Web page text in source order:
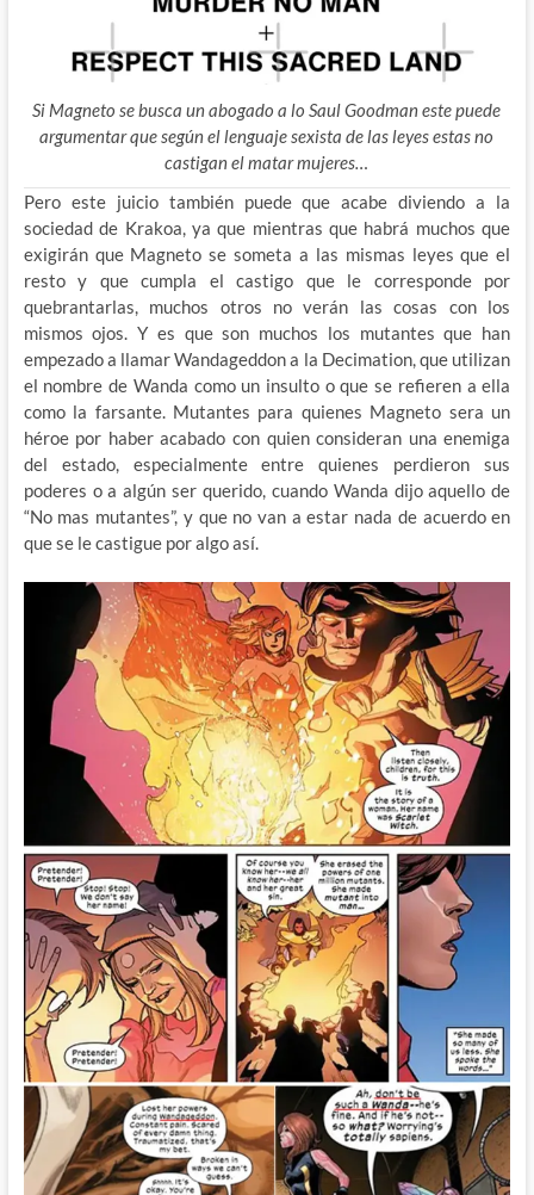
Si Magneto se busca un abogado a lo Saul Goodman este puede
argumentar que según el lenguaje sexista de las leyes estas no
castigan el matar mujeres…
Pero este juicio también puede que acabe diviendo a la
sociedad de Krakoa, ya que mientras que habrá muchos que
exigirán que Magneto se someta a las mismas leyes que el
resto y que cumpla el castigo que le corresponde por
quebrantarlas, muchos otros no verán las cosas con los
mismos ojos. Y es que son muchos los mutantes que han
empezado a llamar Wandageddon a la Decimation, que utilizan
el nombre de Wanda como un insulto o que se refieren a ella
como la farsante. Mutantes para quienes Magneto sera un
héroe por haber acabado con quien consideran una enemiga
del estado, especialmente entre quienes perdieron sus
poderes o a algún ser querido, cuando Wanda dijo aquello de
“No mas mutantes”, y que no van a estar nada de acuerdo en
que se le castigue por algo así.